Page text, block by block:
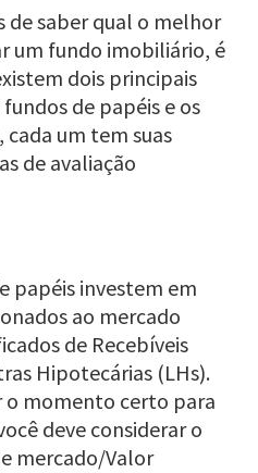
saber qual o melhor
um fundo imobiliário, é
dois principais
de papéis e os
cada um tem suas
de avaliação
papéis investem em
ao mercado
de Recebíveis
Hipotecárias (LHs).
momento certo para
deve considerar o
mercado/Valor